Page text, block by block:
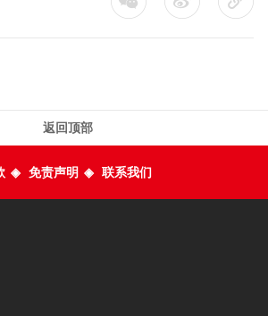
返回顶部
◈ 免责声明 ◈ 联系我们